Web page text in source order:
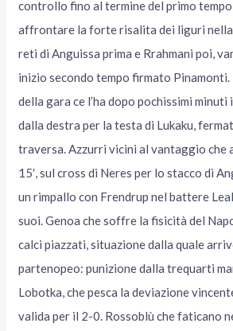
controllo fino al termine del primo
affrontare la forte risalita dei liguri
reti di Anguissa prima e Rrahmani poi,
inizio secondo tempo firmato Pinamonti.
della gara ce l’ha dopo pochissimi minuti
dalla destra per la testa di Lukaku,
traversa. Azzurri vicini al vantaggio
15′, sul cross di Neres per lo stacco di
un rimpallo con Frendrup nel battere
suoi. Genoa che soffre la fisicità del
calci piazzati, situazione dalla quale
partenopeo: punizione dalla trequarti
Lobotka, che pesca la deviazione
valida per il 2-0. Rossoblù che faticano